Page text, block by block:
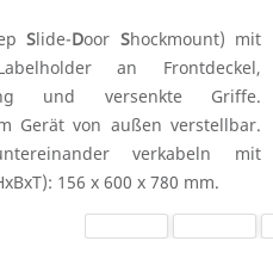
Slide-Door Shockmount) mit
an Frontdeckel,
und versenkte Griffe.
Gerät von außen verstellbar.
verkabeln mit
156 x 600 x 780 mm.